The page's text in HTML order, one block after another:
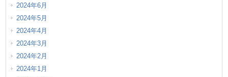
2024年6月
2024年5月
2024年4月
2024年3月
2024年2月
2024年1月